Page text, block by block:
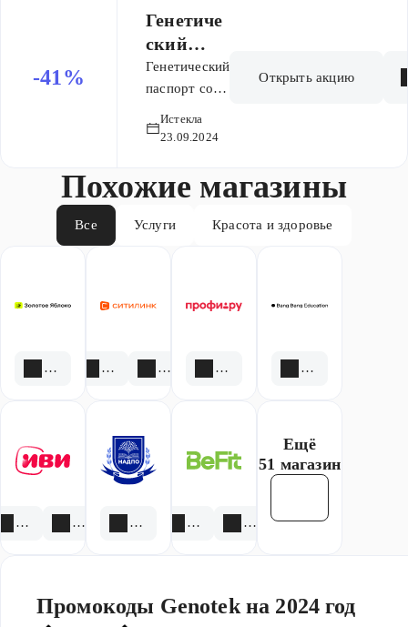
рублей
-41%
Генетиче
ский
паспорт
со
скидкой
41%
Генетический
паспорт со
по цене
Истекла
23.09.2024
Открыть акцию
Похожие магазины
Все Услуги Красота и здоровье
1 скидка 3 акции 1 скидка 6 акций 2 скидки
1 акция 1 скидка 2 скидки 4 акции 4 скидки
Ещё
51 магазин
Промокоды Genotek на 2024 год